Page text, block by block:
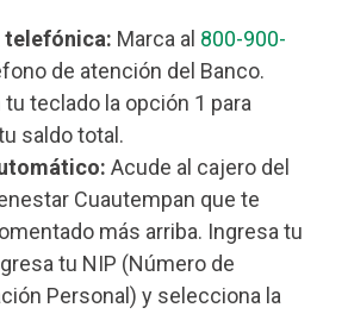
telefónica: Marca al 800-900-
de atención del Banco.
tu teclado la opción 1 para
saldo total.
Acude al cajero del
Cuautempan que te
más arriba. Ingresa tu
tu NIP (Número de
Personal) y selecciona la